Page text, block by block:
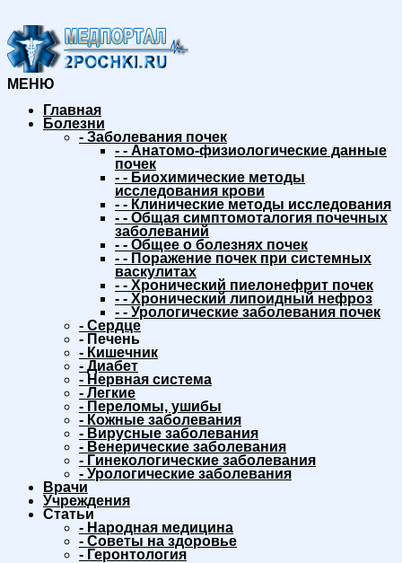
МЕНЮ
Главная
Болезни
- Заболевания почек
- - Анатомо-физиологические данные
почек
- - Биохимические методы
исследования крови
- - Клинические методы исследования
- - Общая симптомоталогия почечных
заболеваний
- - Общее о болезнях почек
- - Поражение почек при системных
васкулитах
- - Хронический пиелонефрит почек
- - Хронический липоидный нефроз
- - Урологические заболевания почек
- Сердце
- Печень
- Кишечник
- Диабет
- Нервная система
- Легкие
- Переломы, ушибы
- Кожные заболевания
- Вирусные заболевания
- Венерические заболевания
- Гинекологические заболевания
- Урологические заболевания
Врачи
Учреждения
Статьи
- Народная медицина
- Советы на здоровье
- Геронтология